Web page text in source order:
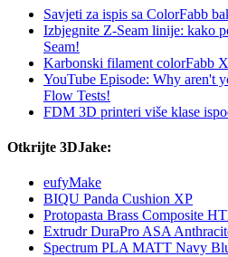
Savjeti za ispis sa ColorFabb
Izbjegnite Z-Seam linije: kako
Seam!
Karbonski filament colorFabb
YouTube Episode: Why aren't
Flow Tests!
FDM 3D printeri više klase
Otkrijte 3DJake:
eufyMake
BIQU Panda Cushion XP
Protopasta Brass Composite
Extrudr DuraPro ASA
Spectrum PLA MATT Navy